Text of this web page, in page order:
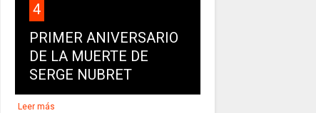
4
PRIMER ANIVERSARIO
DE LA MUERTE DE
SERGE NUBRET
Leer más